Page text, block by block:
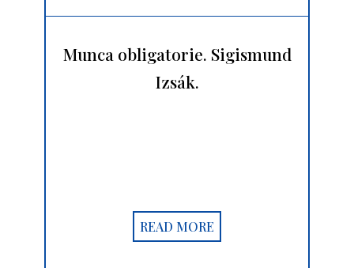
Munca obligatorie. Sigismund
Izsák.
READ MORE